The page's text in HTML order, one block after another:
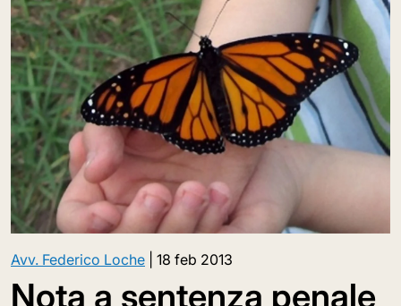
Avv. Federico Loche 18 feb 2013
Nota a sentenza penale